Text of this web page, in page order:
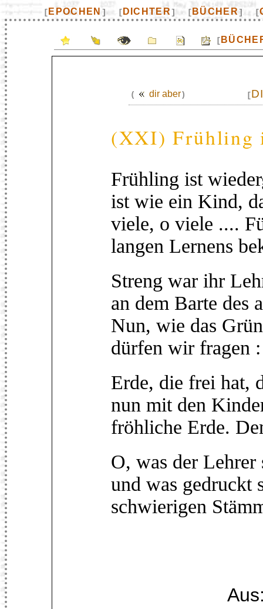
[ EPOCHEN ] [ DICHTER] [ BÜCHER] [
[
( dir aber) [
(XXI) Frühling
Frühling ist
ist wie ein Kind,
viele, o viele ....
langen Lernens
Streng war ihr
an dem Barte des
Nun, wie das
dürfen wir fragen
Erde, die frei hat,
nun mit den
fröhliche Erde.
O, was der Lehrer
und was gedruckt
schwierigen